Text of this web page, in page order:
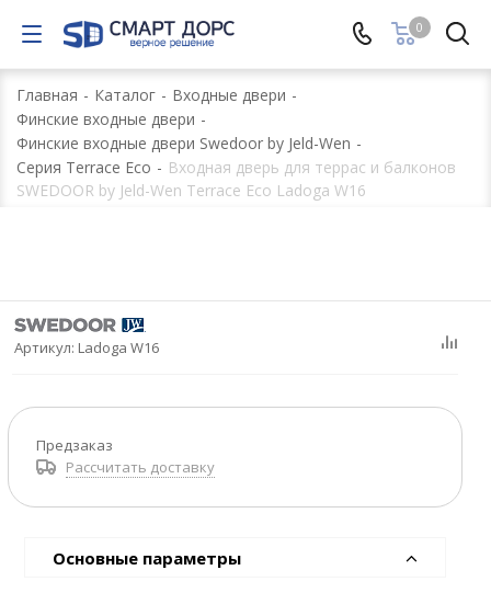
0
Главная - Каталог - Входные двери -
Финские входные двери -
Финские входные двери Swedoor by Jeld-Wen -
Серия Terrace Eco - Входная дверь для террас и балконов
SWEDOOR by Jeld-Wen Terrace Eco Ladoga W16
Артикул: Ladoga W16
Предзаказ
Рассчитать доставку
Основные параметры